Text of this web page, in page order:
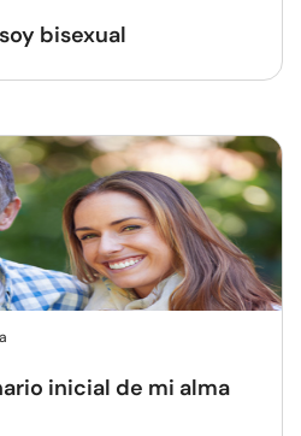
bisexual
inicial de mi alma